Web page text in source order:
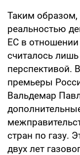
Таким образом,
реальностью
ЕС в
считалось
перспективой.
премьеры
Вальдемар
стран по газу.
двух лет